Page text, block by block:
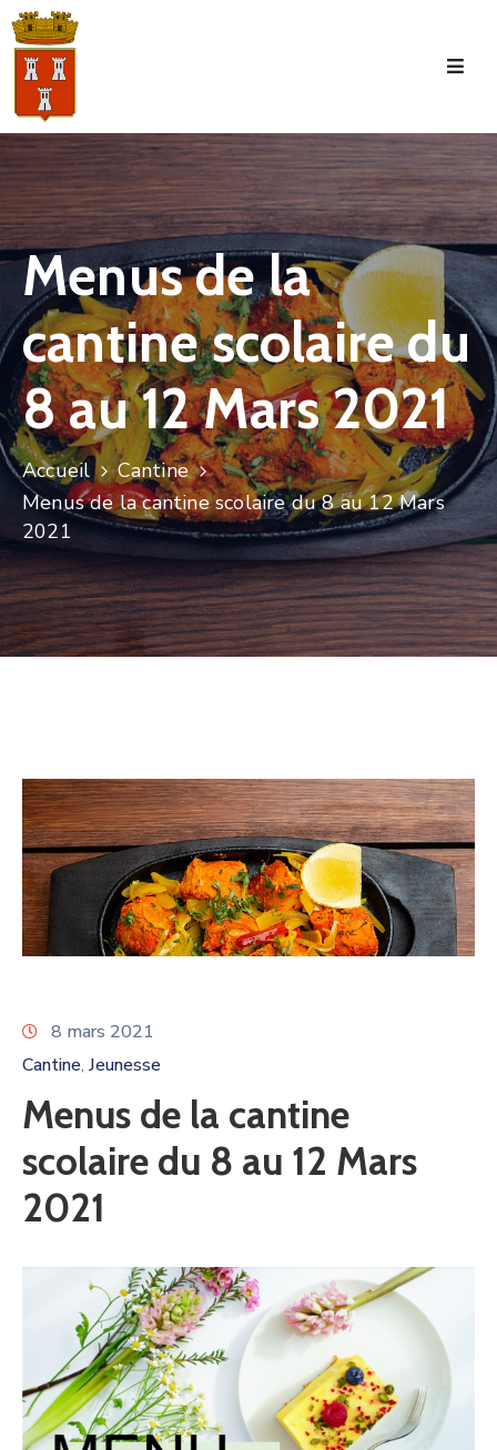
Accueil
La
Commune
Tourisme
Manifestations
Vie
Municipale
Services
Jeunesse
Menus de la
cantine scolaire du
8 au 12 Mars 2021
Accueil
Cantine
Menus de la cantine scolaire du 8 au 12 Mars
2021
8 mars 2021
Cantine‚ Jeunesse
Menus de la cantine
scolaire du 8 au 12 Mars
2021